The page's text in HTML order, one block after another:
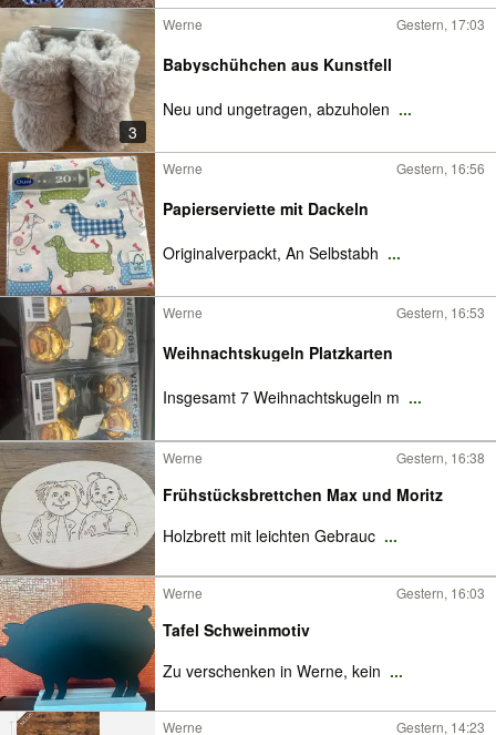
3
Werne Gestern, 17:03
Babyschühchen aus Kunstfell
Neu und ungetragen, abzuholen ...
Werne Gestern, 16:56
Papierserviette mit Dackeln
Originalverpackt, An Selbstabh ...
Werne Gestern, 16:53
Weihnachtskugeln Platzkarten
Insgesamt 7 Weihnachtskugeln m ...
Werne Gestern, 16:38
Frühstücksbrettchen Max und Moritz
Holzbrett mit leichten Gebrauc ...
Werne Gestern, 16:03
Tafel Schweinmotiv
Zu verschenken in Werne, kein ...
Werne Gestern, 14:23